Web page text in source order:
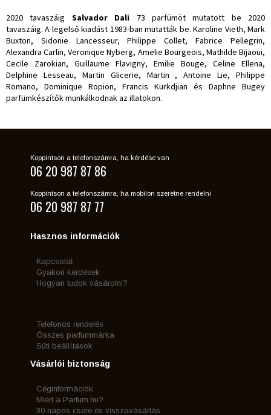
2020 tavaszáig Salvador Dali 73 parfümöt mutatott be 2020
tavaszáig. A legelső kiadást 1983-ban mutatták be. Karoline Vieth, Mark
Buxton, Sidonie Lancesseur, Philippe Collet, Fabrice Pellegrin,
Alexandra Carlin, Veronique Nyberg, Amelie Bourgeois, Mathilde Bijaoui,
Cecile Zarokian, Guillaume Flavigny, Emilie Bouge, Celine Ellena,
Delphine Lesseau, Martin Glicerie, Martin , Antoine Lie, Philippe
Romano, Dominique Ropion, Francis Kurkdjian és Daphne Bugey
parfümkészítők munkálkodnak az illatokon.
Koppintson a telefonszámra, ha kérdése van
06 20 987 87 86
Koppintson a telefonszámra, ha mobilon szeretne rendelni
06 20 987 87 77
Hasznos információk
Kapcsolat
Gyakori kérdések
Hogyan tudok vásárolni?
Telefonos rendelés
Összes parfummárka
Süti beállítások
Vásárlói biztonság
Céginformációk
Miért a Parfum.hu?
30 napos csere és visszavásárlás